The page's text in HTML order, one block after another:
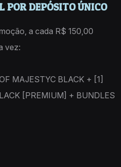
POR DEPÓSITO ÚNICO
a cada R$ 150,00
vez:
MAJESTYC BLACK + [1]
[PREMIUM] + BUNDLES